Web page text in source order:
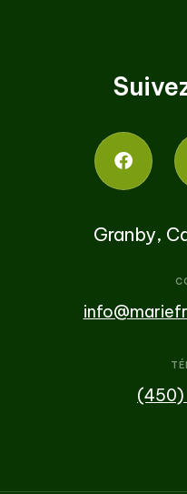
Granby,
(450)